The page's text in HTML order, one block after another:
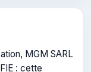
MGM SARL
: cette